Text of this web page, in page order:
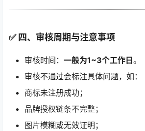
✅ 四、审核周期与注意事项
审核时间： 一般为1~3个工作日 。
审核不通过会标注具体问题，如：
商标未注册成功；
品牌授权链条不完整；
图片模糊或无效证明；